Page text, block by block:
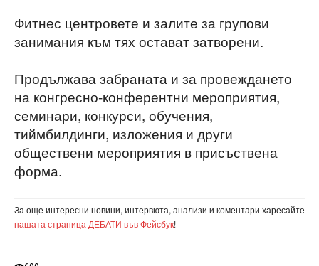
Фитнес центровете и залите за групови
занимания към тях остават затворени.
Продължава забраната и за провеждането
на конгресно-конферентни мероприятия,
семинари, конкурси, обучения,
тиймбилдинги, изложения и други
обществени мероприятия в присъствена
форма.
За още интересни новини, интервюта, анализи и коментари харесайте
нашата страница ДЕБАТИ във Фейсбук!